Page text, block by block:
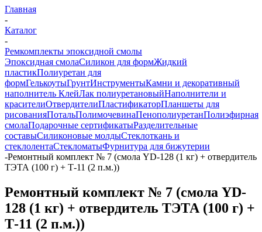
Главная
-
Каталог
-
Ремкомплекты эпоксидной смолы
Эпоксидная смолаСиликон для формЖидкий
пластикПолиуретан для
формГелькоутыГрунтИнструментыКамни и декоративный
наполнитель КлейЛак полиуретановыйНаполнители и
красителиОтвердителиПластификаторПланшеты для
рисованияПотальПолимочевинаПенополиуретанПолиэфирная
смолаПодарочные сертификатыРазделительные
составыСиликоновые молдыСтеклоткань и
стеклолентаСтекломатыФурнитура для бижутерии
-Ремонтный комплект № 7 (смола YD-128 (1 кг) + отвердитель
ТЭТА (100 г) + Т-11 (2 п.м.))
Ремонтный комплект № 7 (смола YD-
128 (1 кг) + отвердитель ТЭТА (100 г) +
Т-11 (2 п.м.))